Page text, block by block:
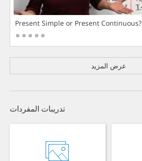
Present Simple or Present Continuous?
عرض المزيد
تدريبات المفردات